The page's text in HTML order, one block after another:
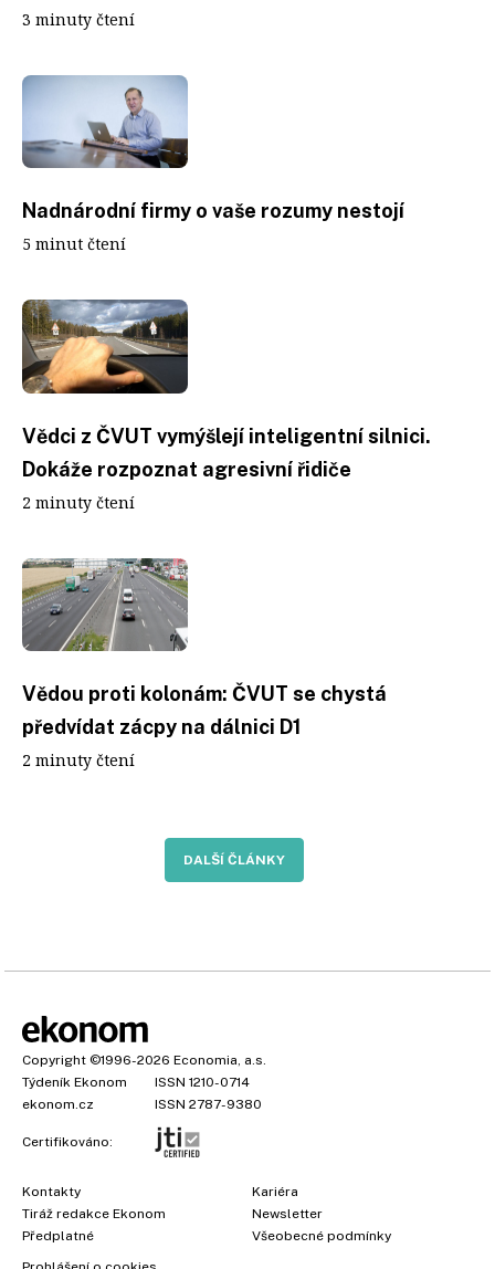
3 minuty čtení
Nadnárodní firmy o vaše rozumy nestojí
5 minut čtení
Vědci z ČVUT vymýšlejí inteligentní silnici.
Dokáže rozpoznat agresivní řidiče
2 minuty čtení
Vědou proti kolonám: ČVUT se chystá
předvídat zácpy na dálnici D1
2 minuty čtení
DALŠÍ ČLÁNKY
Copyright ©1996-2026 Economia, a.s.
Týdeník Ekonom
ISSN 1210-0714
ekonom.cz
ISSN 2787-9380
Certifikováno:
Kontakty
Tiráž redakce Ekonom
Předplatné
Kariéra
Newsletter
Všeobecné podmínky